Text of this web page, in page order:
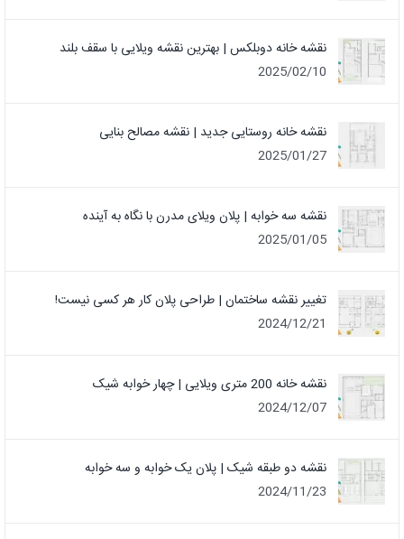
نقشه خانه دوبلکس | بهترین نقشه ویلایی با سقف بلند
2025/02/10
نقشه خانه روستایی جدید | نقشه مصالح بنایی
2025/01/27
نقشه سه خوابه | پلان ویلای مدرن با نگاه به آینده
2025/01/05
تغییر نقشه ساختمان | طراحی پلان کار هر کسی نیست!
2024/12/21
نقشه خانه 200 متری ویلایی | چهار خوابه شیک
2024/12/07
نقشه دو طبقه شیک | پلان یک خوابه و سه خوابه
2024/11/23